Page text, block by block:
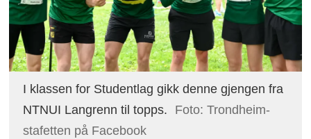
I klassen for Studentlag gikk denne gjengen fra
NTNUI Langrenn til topps.
Foto: Trondheim-
stafetten på Facebook